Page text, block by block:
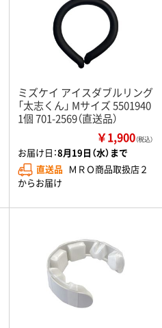
ミズケイ アイスダブルリング
「太志くん」 Mサイズ 5501940
1個 701-2569（直送品）
￥1,900（税込）
お届け日：8月19日（水）まで
直送品 ＭＲＯ商品取扱店２
からお届け